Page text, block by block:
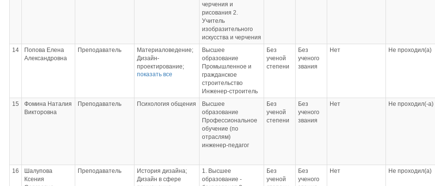
черчения и
рисования 2.
Учитель
изобразительного
искусства и черчения
14
Попова Елена
Александровна
Преподаватель
Материаловедение;
Дизайн-
проектирование;
Методы расчета
показателей
проектирования;
показать все
Высшее
образование
Промышленное и
гражданское
строительство
Инженер-строитель
Без
ученой
степени
Без
ученого
звания
Нет Не проходил(а)
15
Фомина Наталия
Викторовна
Преподаватель Психология общения
Высшее
образование
Профессиональное
обучение (по
отраслям)
инженер-педагог
Без
ученой
степени
Без
ученого
звания
Нет Не проходил(-а)
16
Шалупова
Ксения
Преподаватель
История дизайна;
Дизайн в сфере
1. Высшее
образование -
Без
ученой
Без
ученого
Нет Не проходил(а)